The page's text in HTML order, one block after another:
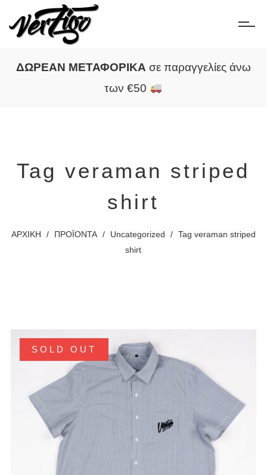
ΔΩΡΕΑΝ ΜΕΤΑΦΟΡΙΚΑ σε παραγγελίες άνω
των €50
Tag veraman striped
shirt
ΑΡΧΙΚΗ / ΠΡΟΪΟΝΤΑ / Uncategorized / Tag veraman striped
shirt
SOLD OUT